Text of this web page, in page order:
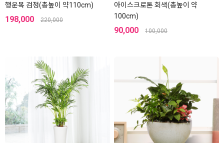
행운목 검정(총높이 약110cm)
198,000 220,000
아이스크로톤 회색(총높이 약
100cm)
90,000 100,000